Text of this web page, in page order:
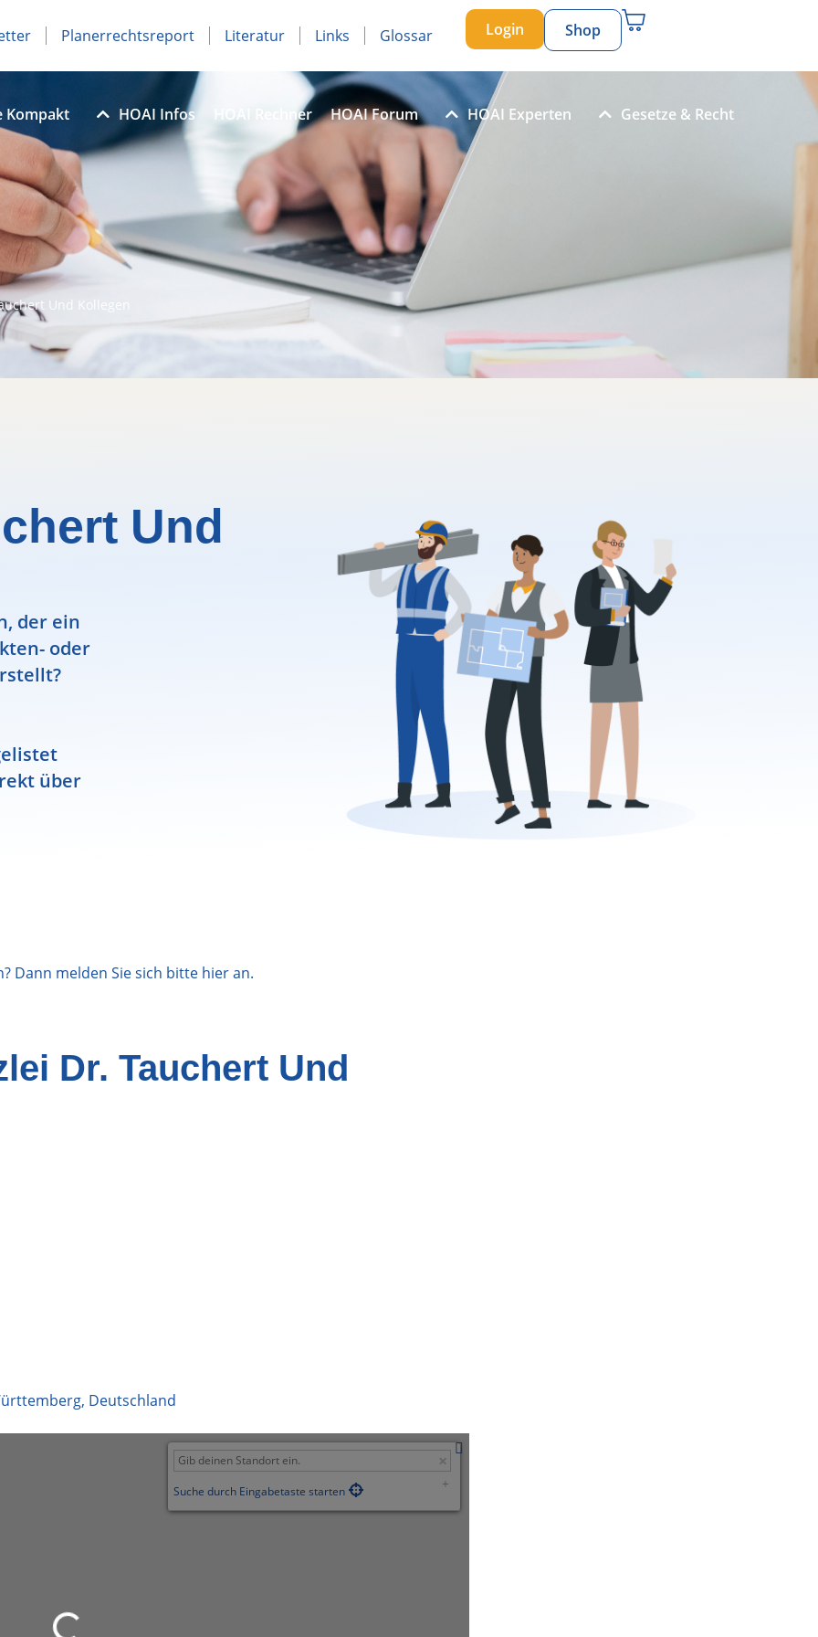
Planerrechtsreport Literatur Links Glossar Login Shop
Kompakt HOAI Infos HOAI Rechner HOAI Forum HOAI Experten Gesetze & Recht
Und Kollegen
Und
der ein
oder
über
Dann melden Sie sich bitte hieran.
Dr. Tauchert Und
, Deutschland
Suche durch Eingabetaste starten